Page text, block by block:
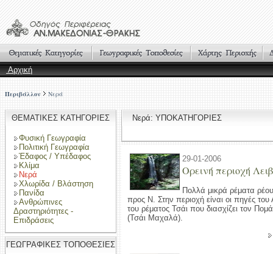
Αρχική
Περιβάλλον Νερά
ΘΕΜΑΤΙΚΕΣ ΚΑΤΗΓΟΡΙΕΣ
Φυσική Γεωγραφία
Πολιτική Γεωγραφία
Έδαφος / Υπέδαφος
Κλίμα
Νερά
Χλωρίδα / Βλάστηση
Πανίδα
Ανθρώπινες
Δραστηριότητες -
Επιδράσεις
ΓΕΩΓΡΑΦΙΚΕΣ ΤΟΠΟΘΕΣΙΕΣ
Νερά: ΥΠΟΚΑΤΗΓΟΡΙΕΣ
29-01-2006
Ορεινή περιοχή
Πολλά μικρά ρέματα
προς Ν. Στην περιοχή είναι οι πηγές
του ρέματος Τσάι που διασχίζει τον
(Τσάι Μαχαλά).